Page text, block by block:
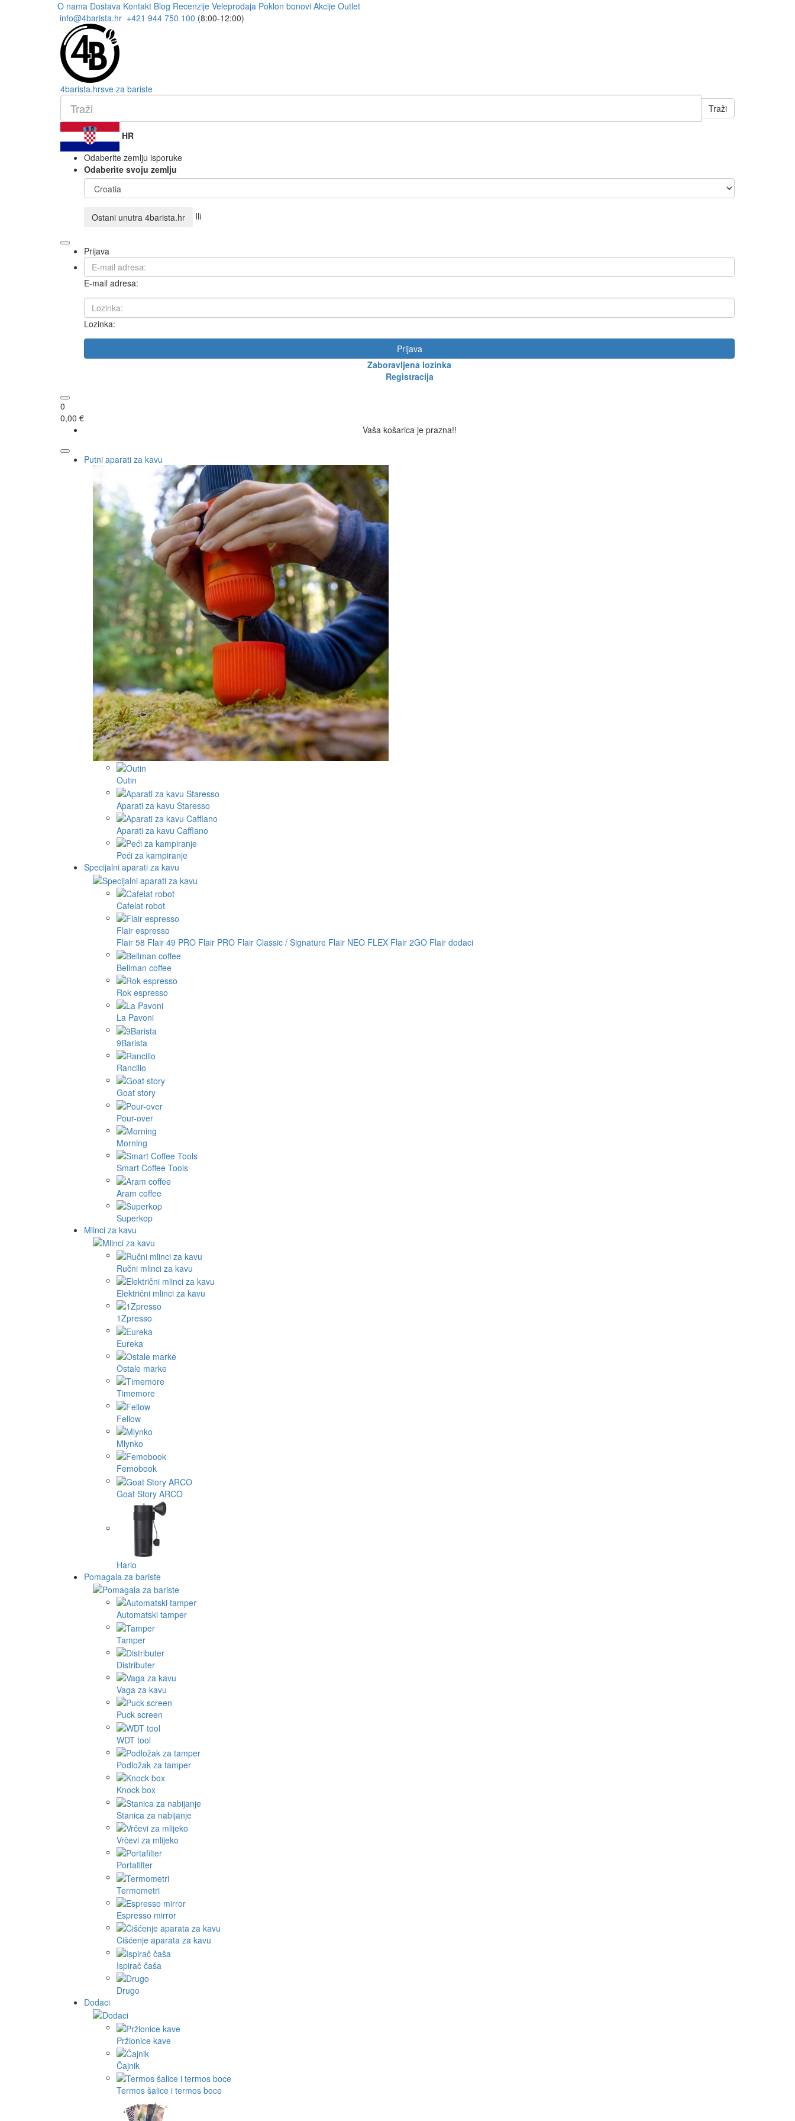
O nama Dostava Kontakt Blog Recenzije Veleprodaja Poklon bonovi Akcije Outlet
info@4barista.hr +421 944 750 100 (8:00-12:00)
4barista.hrsve za bariste
Traži
HR
Odaberite zemlju isporuke
Odaberite svoju zemlju
Ostani unutra 4barista.hr Ili
Prijava
E-mail adresa:
Lozinka:
Prijava
Zaboravljena lozinka
Registracija
0
0,00 €
Vaša košarica je prazna!!
Putni aparati za kavu
Outin
Aparati za kavu Staresso
Aparati za kavu Cafflano
Peći za kampiranje
Specijalni aparati za kavu
Cafelat robot
Flair espresso
Flair 58 Flair 49 PRO Flair PRO Flair Classic / Signature Flair NEO FLEX Flair 2GO Flair dodaci
Bellman coffee
Rok espresso
La Pavoni
9Barista
Rancilio
Goat story
Pour-over
Morning
Smart Coffee Tools
Aram coffee
Superkop
Mlinci za kavu
Ručni mlinci za kavu
Električni mlinci za kavu
1Zpresso
Eureka
Ostale marke
Timemore
Fellow
Mlynko
Femobook
Goat Story ARCO
Hario
Pomagala za bariste
Automatski tamper
Tamper
Distributer
Vaga za kavu
Puck screen
WDT tool
Podložak za tamper
Knock box
Stanica za nabijanje
Vrčevi za mlijeko
Portafilter
Termometri
Espresso mirror
Čišćenje aparata za kavu
Ispirač čaša
Drugo
Dodaci
Pržionice kave
Čajnik
Termos šalice i termos boce